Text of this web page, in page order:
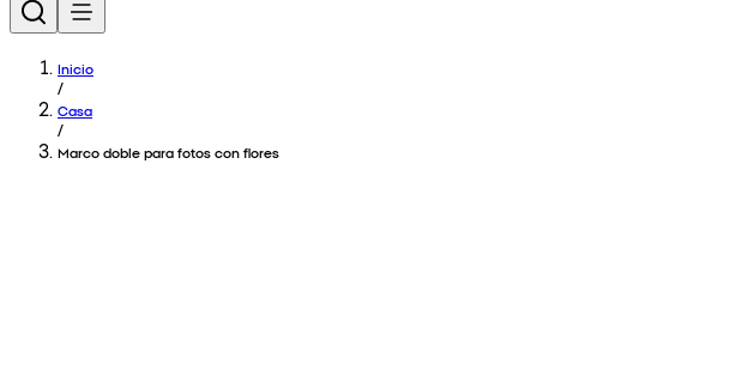
Inicio
/
Casa
/
Marco doble para fotos con flores